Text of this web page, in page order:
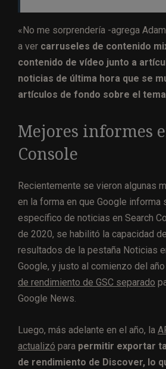
«No me sorprendería -agrega
a ver carruseles de contenido
contenido de vídeo junto a
noticias de última hora que se
artículos de fondo sobre el
Mejores informes
Console
Recientemente se vieron algunas
en la forma en que Google informa
específico de noticias en Search
de 2020, se habilitó la capacidad
resultados de la pestaña Noticias
Google, y justo al comienzo del
de rendimiento de GSC separado
Google News.
Luego, más adelante en el año, la
actualizó para permitir exportar
de rendimiento de Discover, lo